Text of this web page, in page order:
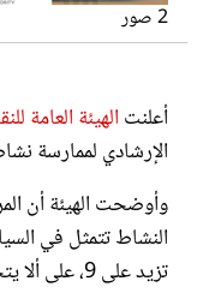
2 صور
أعلنتالهيئة العامة
الإرشادي لممارسة
وأوضحت الهيئة أن
تزيد على 9، على ألا يتجاوز عمرها 5 سنوات من سنة الصنع.